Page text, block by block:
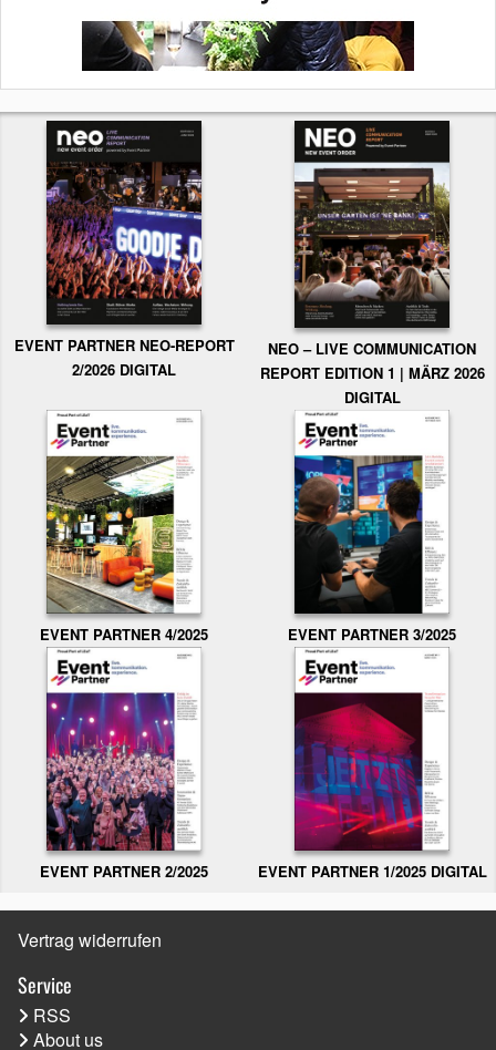
EVENT PARTNER NEO-REPORT
2/2026 DIGITAL
NEO – LIVE COMMUNICATION
REPORT EDITION 1 | MÄRZ 2026
DIGITAL
EVENT PARTNER 4/2025 EVENT PARTNER 3/2025
EVENT PARTNER 2/2025 EVENT PARTNER 1/2025 DIGITAL
Vertrag widerrufen
Service
RSS
About us